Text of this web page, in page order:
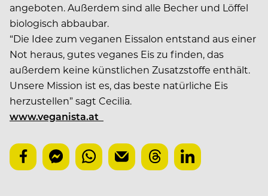
angeboten. Außerdem sind alle Becher und Löffel
biologisch abbaubar.
“Die Idee zum veganen Eissalon entstand aus einer
Not heraus, gutes veganes Eis zu finden, das
außerdem keine künstlichen Zusatzstoffe enthält.
Unsere Mission ist es, das beste natürliche Eis
herzustellen” sagt Cecilia.
www.veganista.at